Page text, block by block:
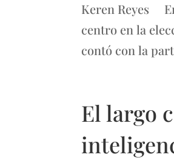
Keren Reyes
centro en la
contó con la
El largo